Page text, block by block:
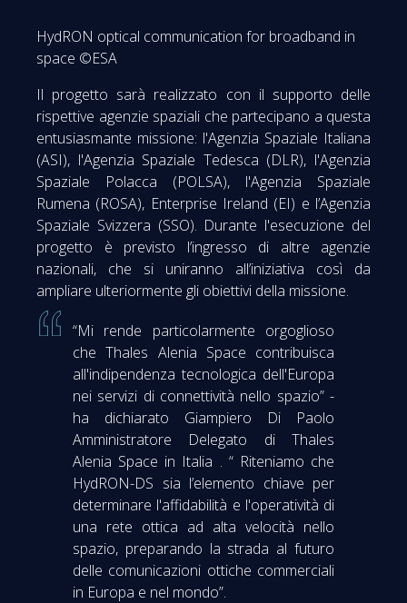
HydRON optical communication for broadband in
space ©ESA
Il progetto sarà realizzato con il supporto delle
rispettive agenzie spaziali che partecipano a questa
entusiasmante missione: l'Agenzia Spaziale Italiana
(ASI), l'Agenzia Spaziale Tedesca (DLR), l'Agenzia
Spaziale Polacca (POLSA), l'Agenzia Spaziale
Rumena (ROSA), Enterprise Ireland (EI) e l’Agenzia
Spaziale Svizzera (SSO). Durante l'esecuzione del
progetto è previsto l’ingresso di altre agenzie
nazionali, che si uniranno all’iniziativa così da
ampliare ulteriormente gli obiettivi della missione.
“Mi rende particolarmente orgoglioso
che Thales Alenia Space contribuisca
all'indipendenza tecnologica dell'Europa
nei servizi di connettività nello spazio” -
ha dichiarato Giampiero Di Paolo
Amministratore Delegato di Thales
Alenia Space in Italia . “ Riteniamo che
HydRON-DS sia l’elemento chiave per
determinare l'affidabilità e l'operatività di
una rete ottica ad alta velocità nello
spazio, preparando la strada al futuro
delle comunicazioni ottiche commerciali
in Europa e nel mondo”.